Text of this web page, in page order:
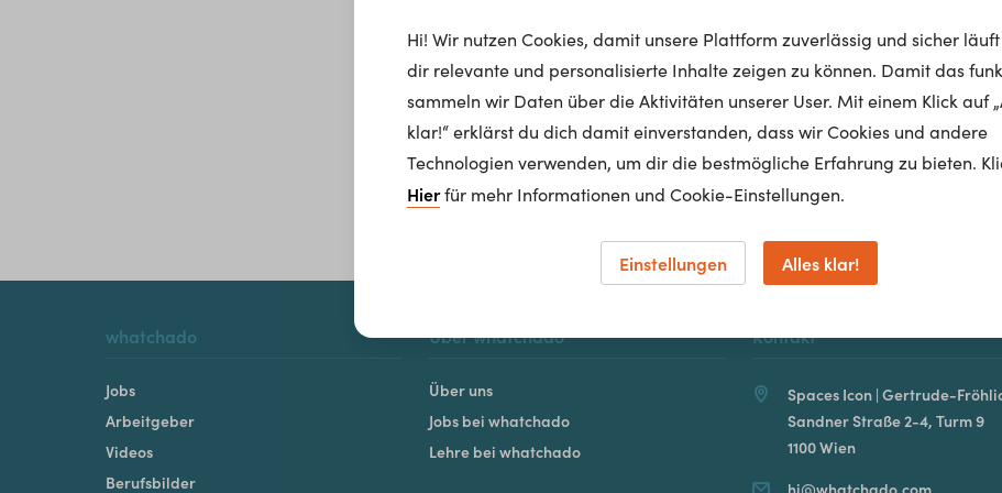
Homepage
whatchado
Jobs
Arbeitgeber
Videos
Berufsbilder
Über whatchado
Über uns
Jobs bei whatchado
Lehre bei whatchado
Kontakt
Spaces Icon | Gertrude-
Sandner Straße 2-4, Turm 9
1100 Wien
hi@whatchado.com
Hi! Wir nutzen Cookies, damit unsere Plattform zuverlässig und sicher
dir relevante und personalisierte Inhalte zeigen zu können. Damit das
sammeln wir Daten über die Aktivitäten unserer User. Mit einem Klick auf
klar!“ erklärst du dich damit einverstanden, dass wir Cookies und andere
Technologien verwenden, um dir die bestmögliche Erfahrung zu bieten.
Hierfür mehr Informationen und Cookie-Einstellungen.
Einstellungen Alles klar!